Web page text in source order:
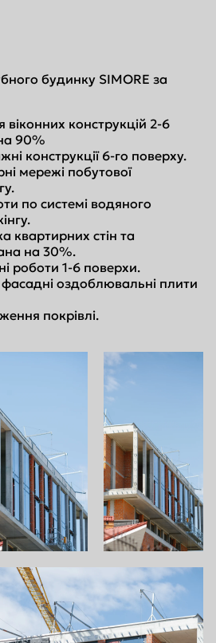
будинку SIMORE за
конструкцій 2-6
90%
конструкції 6-го поверху.
мережі побутової
по системі водяного
квартирних стін та
на 30%.
роботи 1-6 поверхи.
фасадні оздоблювальні плити
покрівлі.